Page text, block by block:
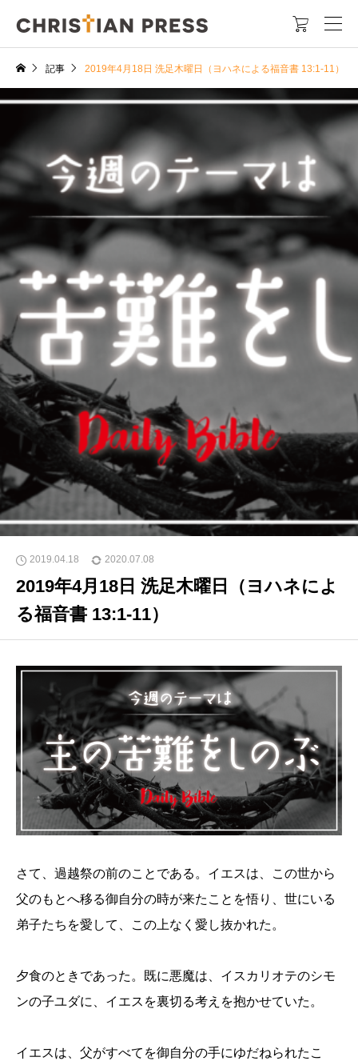

記事 2019年4月18日 洗足木曜日（ヨハネによる福音書 13:1-11）
2019.04.18 2020.07.08
2019年4月18日 洗足木曜日（ヨハネによ
る福音書 13:1-11）
さて、過越祭の前のことである。イエスは、この世から
父のもとへ移る御自分の時が来たことを悟り、世にいる
弟子たちを愛して、この上なく愛し抜かれた。
夕食のときであった。既に悪魔は、イスカリオテのシモ
ンの子ユダに、イエスを裏切る考えを抱かせていた。
イエスは、父がすべてを御自分の手にゆだねられたこ